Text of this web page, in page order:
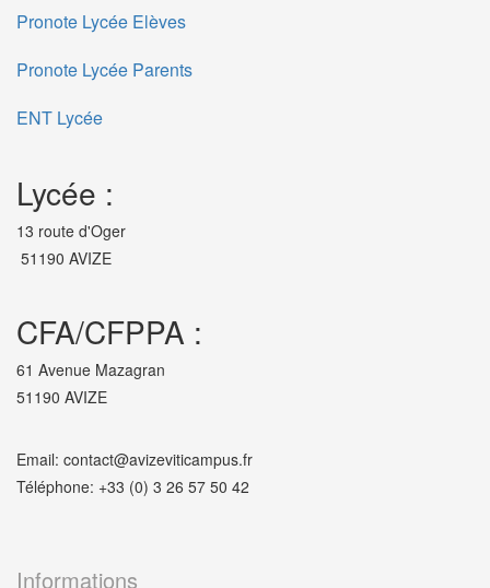
Pronote Lycée Elèves
Pronote Lycée Parents
ENT Lycée
Lycée :
13 route d'Oger
51190 AVIZE
CFA/CFPPA :
61 Avenue Mazagran
51190 AVIZE
Email: contact@avizeviticampus.fr
Téléphone: +33 (0) 3 26 57 50 42
Informations